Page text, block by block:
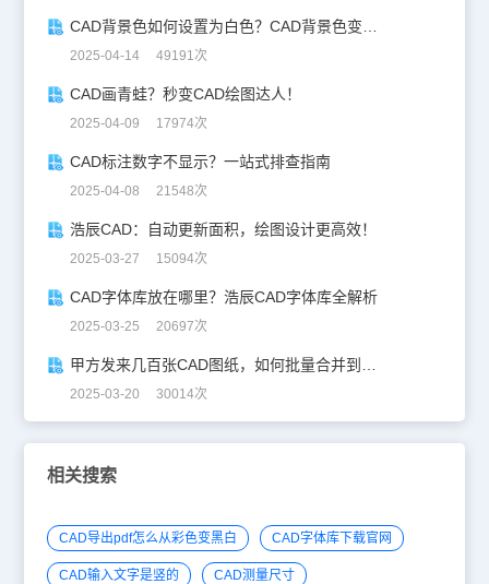
2025-04-14 49191次
CAD画青蛙？秒变CAD绘图达人！
2025-04-09 17974次
CAD标注数字不显示？一站式排查指南
2025-04-08 21548次
浩辰CAD：自动更新面积，绘图设计更高效！
2025-03-27 15094次
CAD字体库放在哪里？浩辰CAD字体库全解析
2025-03-25 20697次
2025-03-20 30014次
相关搜索
CAD导出pdf怎么从彩色变黑白 CAD字体库下载官网
CAD输入文字是竖的 CAD测量尺寸